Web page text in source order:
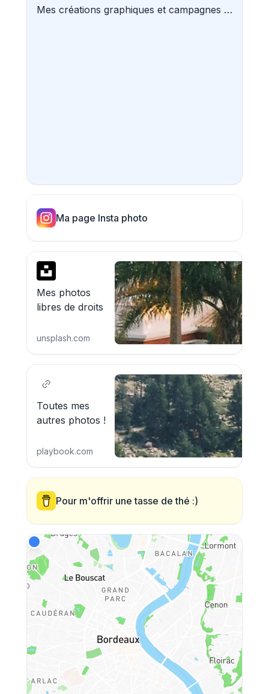
Ma page Insta photo
Mes photos
libres de droits
unsplash.com
Mes créations graphiques et campagnes de com'
Toutes mes
autres photos !
playbook.com
Pour m'offrir une tasse de thé :)